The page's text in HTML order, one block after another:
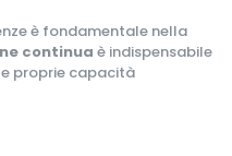
è fondamentale nella
continua è indispensabile
proprie capacità